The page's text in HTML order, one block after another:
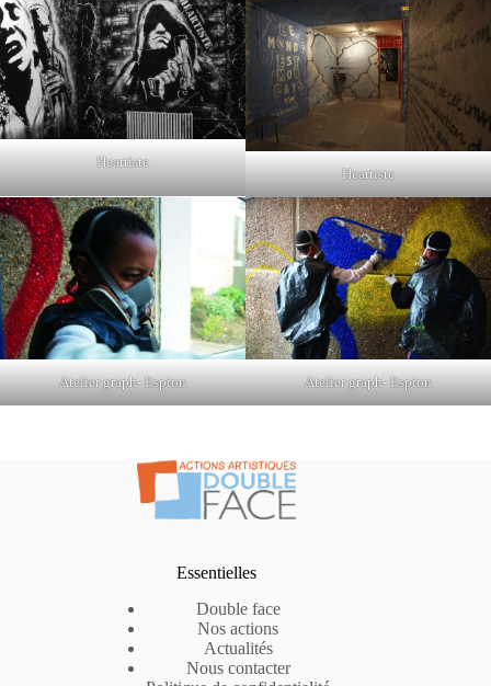
Heartiste
Heartiste
Atelier graph- Espion Atelier graph- Espion
Essentielles
Double face
Nos actions
Actualités
Nous contacter